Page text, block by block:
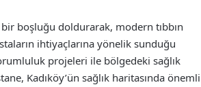
bir boşluğu doldurarak, modern tıbbın
ihtiyaçlarına yönelik sunduğu
projeleri ile bölgedeki sağlık
Kadıköy’ün sağlık haritasında önemli